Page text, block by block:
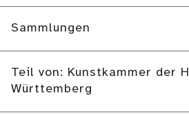
Sammlungen
Teil von: Kunstkammer der
Württemberg